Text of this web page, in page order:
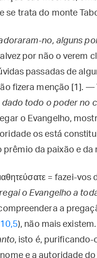
se trata do monte
no, alguns
por não o verem
passadas de
fizera menção [1]. —
todo o poder no
o Evangelho,
os está
prêmio da paixão e da
= fazei-vos
o Evangelho a
a
), não mais
, isto é, purificando-
e a autoridade do